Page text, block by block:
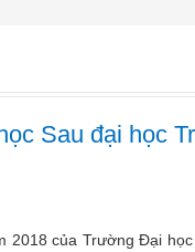
Sau đại học
2018 của Trường Đại